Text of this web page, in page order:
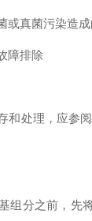
真菌污染造成
障排除
和处理，应参
组分之前，先